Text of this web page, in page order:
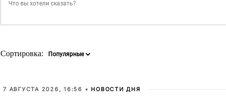
Сортировка:
7 АВГУСТА 2026, 16:56 • НОВОСТИ ДНЯ